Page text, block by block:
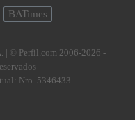
BATimes
| © Perfil.com 2006-2026 -
Nro. 5346433